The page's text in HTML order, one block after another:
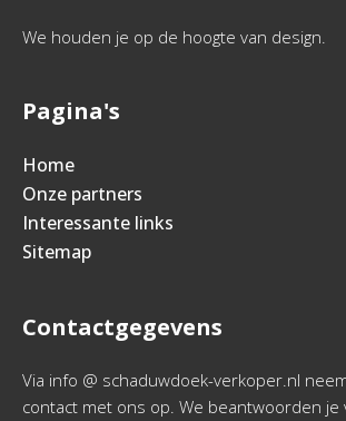
We houden je op de hoogte van design.
Pagina's
Home
Onze partners
Interessante links
Sitemap
Contactgegevens
Via info @ schaduwdoek-verkoper.nl
contact met ons op. We beantwoorden je